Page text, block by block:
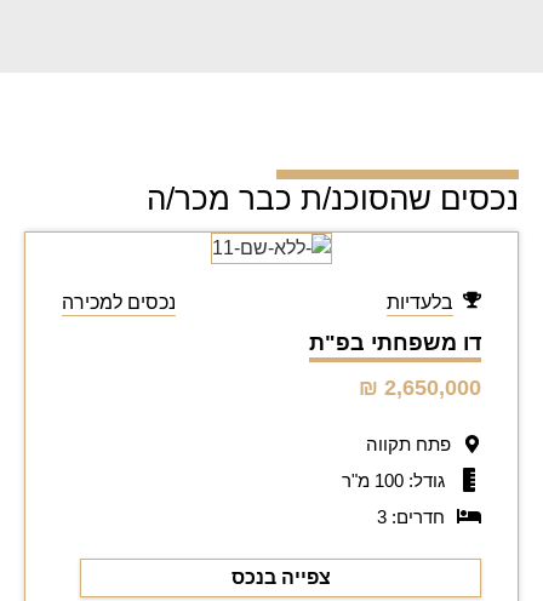
נכסים שהסוכנ/ת כבר מכר/ה
בלעדיות נכסים למכירה
דו משפחתי בפ"ת
2,650,000 ₪
פתח תקווה
גודל: 100 מ"ר
חדרים: 3
צפייה בנכס